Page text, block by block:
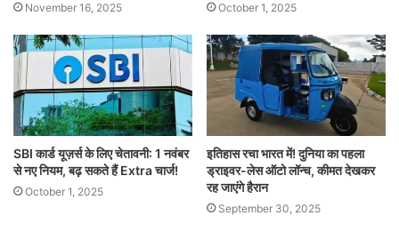
November 16, 2025 October 1, 2025
SBI कार्ड यूज़र्स के लिए चेतावनी: 1 नवंबर
से नए नियम, बढ़ सकते हैं Extra चार्ज!
October 1, 2025
इतिहास रचा भारत में! दुनिया का पहला
ड्राइवर-लेस ऑटो लॉन्च, कीमत देखकर
रह जाएंगे हैरान
September 30, 2025